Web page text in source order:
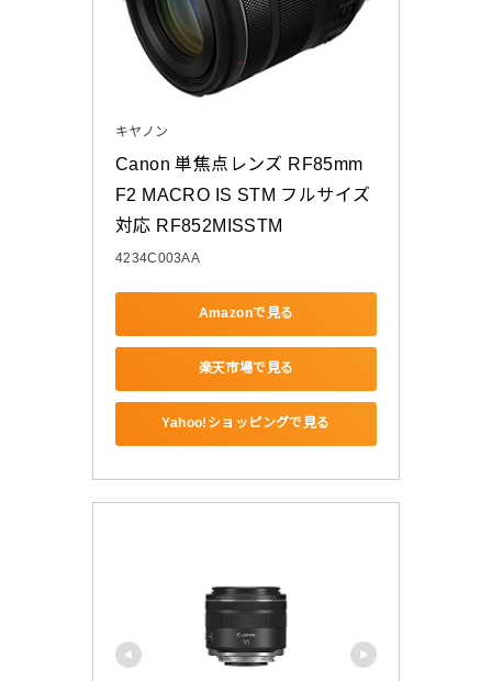
キヤノン
Canon 単焦点レンズ RF85mm
F2 MACRO IS STM フルサイズ
対応 RF852MISSTM
4234C003AA
Amazonで見る
楽天市場で見る
Yahoo!ショッピングで見る